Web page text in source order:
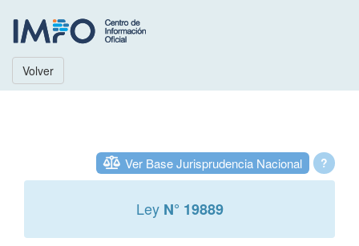
Volver
?
Ver Base Jurisprudencia Nacional
Ley N° 19889